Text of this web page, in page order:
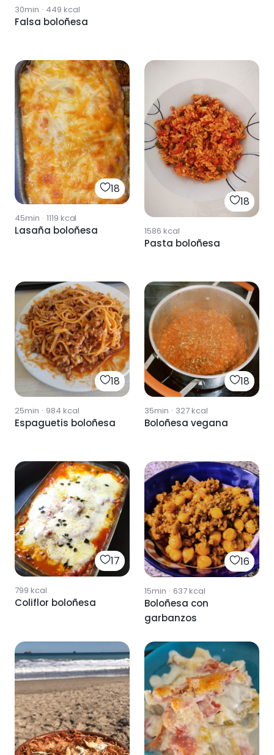
30min · 449 kcal
Falsa boloñesa
18
45min · 1119 kcal
Lasaña boloñesa
18
1586 kcal
Pasta boloñesa
18
25min · 984 kcal
Espaguetis boloñesa
18
35min · 327kcal
Boloñesa vegana
17
799 kcal
Coliflor boloñesa
16
15min · 637kcal
Boloñesa con
garbanzos